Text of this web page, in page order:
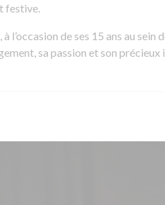
festive.
de ses 15 ans au sein
sa passion et son